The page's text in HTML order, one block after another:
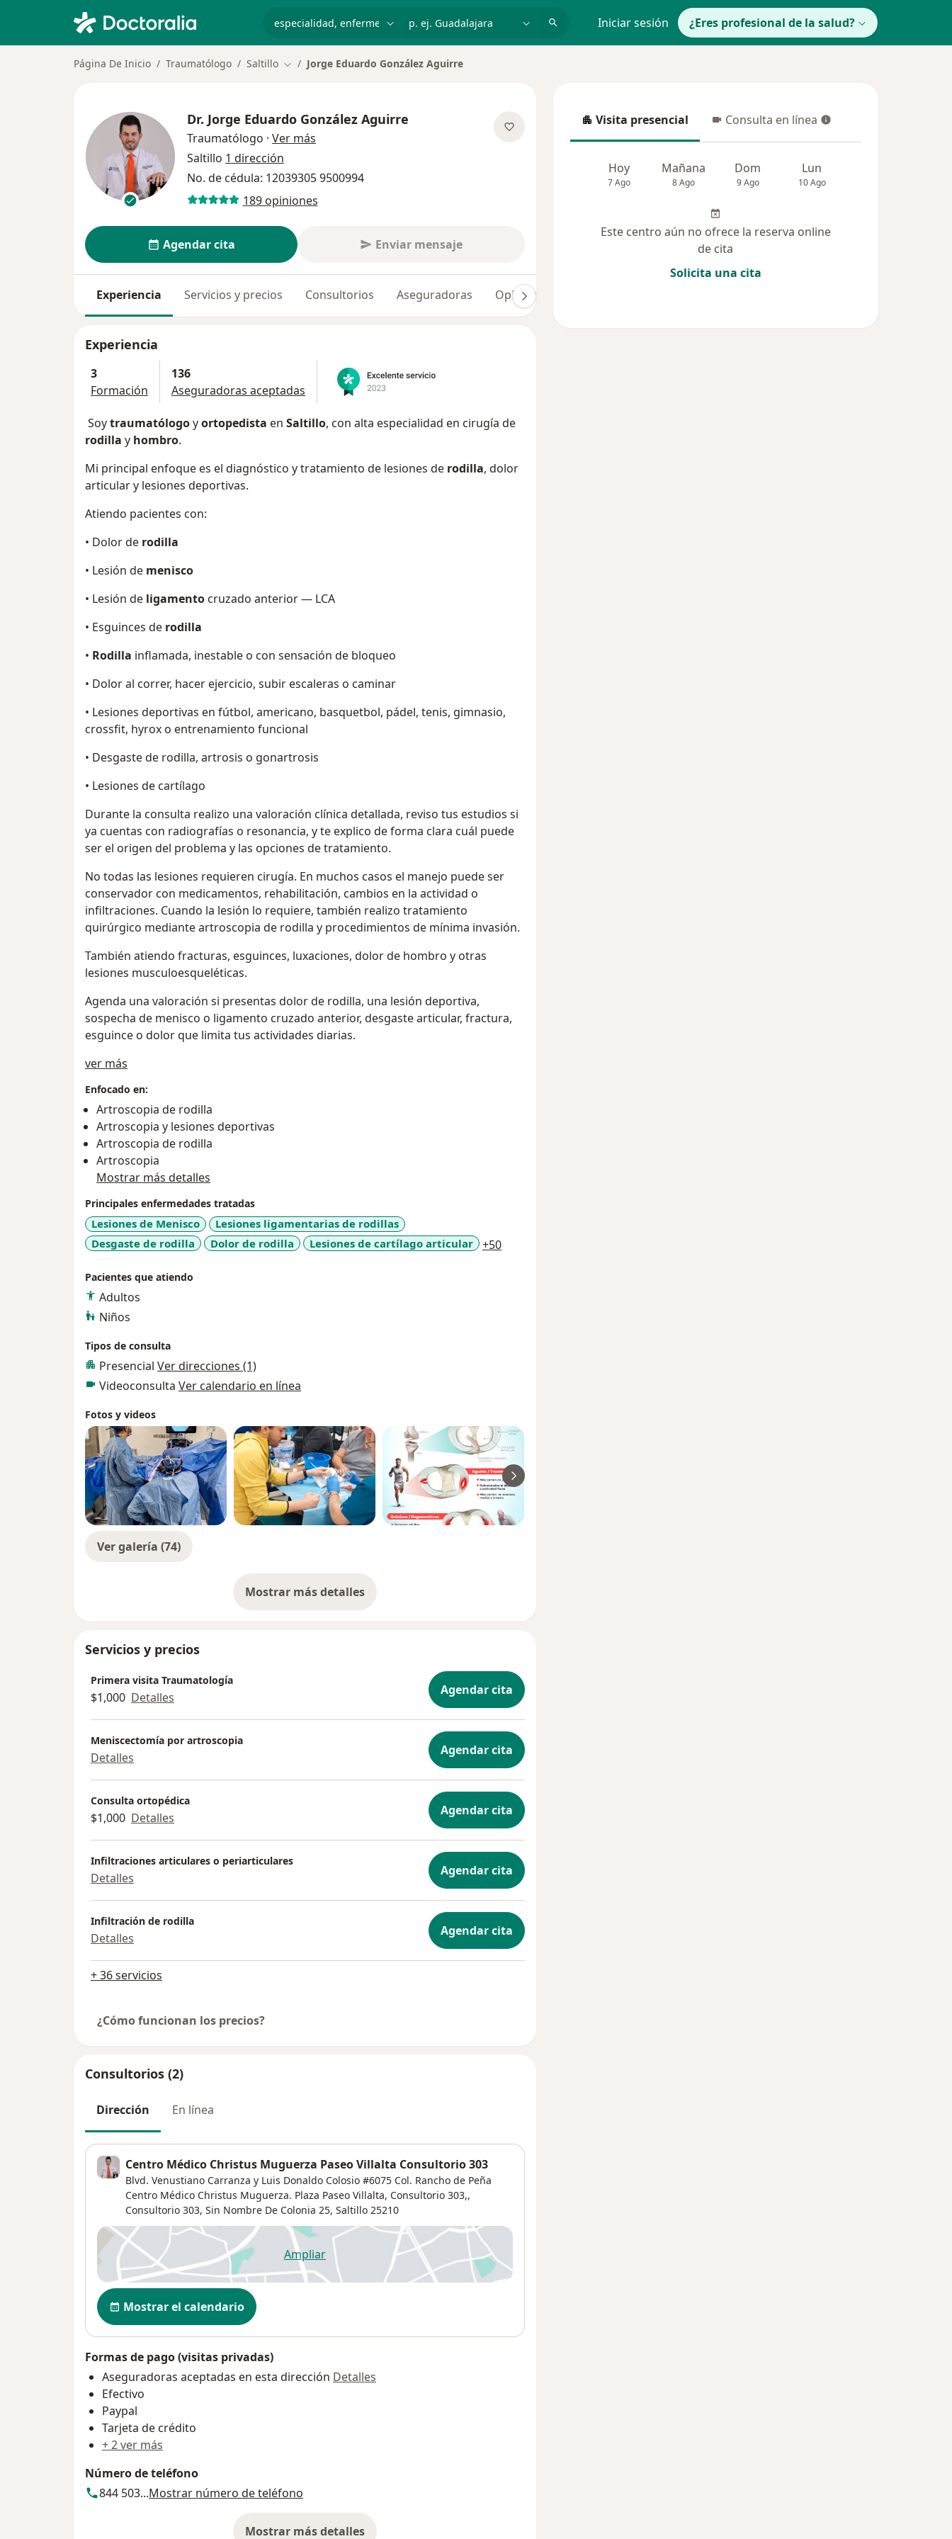
Iniciar sesión ¿Eres profesional de la salud?
Página De Inicio Traumatólogo Saltillo Cambiar de ciudad
Jorge Eduardo González Aguirre
Dr. Jorge Eduardo González Aguirre
Traumatólogo · Ver más
Saltillo 1 dirección
No. de cédula: 12039305 9500994
189 opiniones
Agendar cita Enviar mensaje
Experiencia Servicios y precios Consultorios Aseguradoras Opiniones (189)
Experiencia
3
Formación
136
Aseguradoras aceptadas
Soytraumatólogoyortopedista en Saltillo, con alta especialidad en cirugía de
rodilla y hombro.
Mi principal enfoque es el diagnóstico y tratamiento de lesiones de rodilla, dolor
articular y lesiones deportivas.
Atiendo pacientes con:
• Dolor de rodilla
• Lesión de menisco
• Lesión de ligamento cruzado anterior — LCA
• Esguinces de rodilla
• Rodilla inflamada, inestable o con sensación de bloqueo
• Dolor al correr, hacer ejercicio, subir escaleras o caminar
• Lesiones deportivas en fútbol, americano, basquetbol, pádel, tenis, gimnasio,
crossfit, hyrox o entrenamiento funcional
• Desgaste de rodilla, artrosis o gonartrosis
• Lesiones de cartílago
Durante la consulta realizo una valoración clínica detallada, reviso tus estudios si
ya cuentas con radiografías o resonancia, y te explico de forma clara cuál puede
ser el origen del problema y las opciones de tratamiento.
No todas las lesiones requieren cirugía. En muchos casos el manejo puede ser
conservador con medicamentos, rehabilitación, cambios en la actividad o
infiltraciones. Cuando la lesión lo requiere, también realizo tratamiento
quirúrgico mediante artroscopia de rodilla y procedimientos de mínima invasión.
También atiendo fracturas, esguinces, luxaciones, dolor de hombro y otras
lesiones musculoesqueléticas.
Agenda una valoración si presentas dolor de rodilla, una lesión deportiva,
sospecha de menisco o ligamento cruzado anterior, desgaste articular, fractura,
esguince o dolor que limita tus actividades diarias.
ver más
Enfocado en:
Artroscopia de rodilla
Artroscopia y lesiones deportivas
Artroscopia de rodilla
Artroscopia
Mostrar más detalles
Principales enfermedades tratadas
Lesiones de Menisco
Lesiones ligamentarias de rodillas
Desgaste de rodilla
Dolor de rodilla Lesiones de cartílago articular +50a11y_sr_more_diseases
Pacientes que atiendo
Adultos
Niños
Tipos de consulta
Presencial Ver direcciones (1)
Videoconsulta Ver calendario en línea
Fotos y videos
Ver galería (74)
Mostrar más detalles
sobre la experiencia
Servicios y precios
Primera visita Traumatología
$1,000 Detalles Agendar cita
Meniscectomía por artroscopia
Detalles Agendar cita
Consulta ortopédica
$1,000 Detalles Agendar cita
Infiltraciones articulares o periarticulares
Detalles Agendar cita
Infiltración de rodilla
Detalles Agendar cita
+ 36 servicios
¿Cómo funcionan los precios?
Consultorios (2)
Dirección En línea
Centro Médico Christus Muguerza Paseo Villalta Consultorio 303
Blvd. Venustiano Carranza y Luis Donaldo Colosio #6075 Col. Rancho de Peña
Centro Médico Christus Muguerza. Plaza Paseo Villalta, Consultorio 303,,
Consultorio 303, Sin Nombre De Colonia 25, Saltillo 25210
Ampliarse abre en una nueva pestaña
Disponibilidad
Mostrar el calendario
Formas de pago (visitas privadas)
Aseguradoras aceptadas en esta dirección Detalles
Efectivo
Paypal
Tarjeta de crédito
+ 2 ver más
Número de teléfono
844 503...Mostrar número de teléfono
Mostrar más detalles
Visita presencial
Visita presencial Consulta en línea
Consulta en línea
Hoy
7 Ago
Mañana
8 Ago
Dom
9 Ago
Lun
10 Ago
Este centro aún no ofrece la reserva online
de cita
Solicita una cita